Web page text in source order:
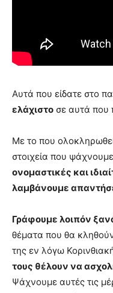
Αυτά που είδατε στο
ελάχιστο σε αυτά που
Με το που
στοιχεία που
ονομαστικές και
λαμβάνουμε
Γράφουμε λοιπόν
θέματα που θα
της εν λόγω
τους θέλουν να
Ψάχνουμε αυτές τις